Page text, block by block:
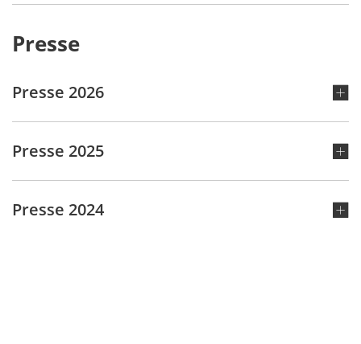
Presse
Presse 2026
Presse 2025
Presse 2024